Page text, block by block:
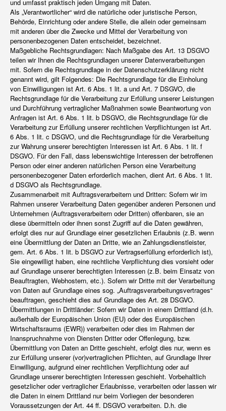
und umfasst praktisch jeden Umgang mit Daten.
Als „Verantwortlicher“ wird die natürliche oder juristische Person,
Behörde, Einrichtung oder andere Stelle, die allein oder gemeinsam
mit anderen über die Zwecke und Mittel der Verarbeitung von
personenbezogenen Daten entscheidet, bezeichnet.
Maßgebliche Rechtsgrundlagen: Nach Maßgabe des Art. 13 DSGVO
teilen wir Ihnen die Rechtsgrundlagen unserer Datenverarbeitungen
mit. Sofern die Rechtsgrundlage in der Datenschutzerklärung nicht
genannt wird, gilt Folgendes: Die Rechtsgrundlage für die Einholung
von Einwilligungen ist Art. 6 Abs. 1 lit. a und Art. 7 DSGVO, die
Rechtsgrundlage für die Verarbeitung zur Erfüllung unserer Leistungen
und Durchführung vertraglicher Maßnahmen sowie Beantwortung von
Anfragen ist Art. 6 Abs. 1 lit. b DSGVO, die Rechtsgrundlage für die
Verarbeitung zur Erfüllung unserer rechtlichen Verpflichtungen ist Art.
6 Abs. 1 lit. c DSGVO, und die Rechtsgrundlage für die Verarbeitung
zur Wahrung unserer berechtigten Interessen ist Art. 6 Abs. 1 lit. f
DSGVO. Für den Fall, dass lebenswichtige Interessen der betroffenen
Person oder einer anderen natürlichen Person eine Verarbeitung
personenbezogener Daten erforderlich machen, dient Art. 6 Abs. 1 lit.
d DSGVO als Rechtsgrundlage.
Zusammenarbeit mit Auftragsverarbeitern und Dritten: Sofern wir im
Rahmen unserer Verarbeitung Daten gegenüber anderen Personen und
Unternehmen (Auftragsverarbeitern oder Dritten) offenbaren, sie an
diese übermitteln oder ihnen sonst Zugriff auf die Daten gewähren,
erfolgt dies nur auf Grundlage einer gesetzlichen Erlaubnis (z.B. wenn
eine Übermittlung der Daten an Dritte, wie an Zahlungsdienstleister,
gem. Art. 6 Abs. 1 lit. b DSGVO zur Vertragserfüllung erforderlich ist),
Sie eingewilligt haben, eine rechtliche Verpflichtung dies vorsieht oder
auf Grundlage unserer berechtigten Interessen (z.B. beim Einsatz von
Beauftragten, Webhostern, etc.). Sofern wir Dritte mit der Verarbeitung
von Daten auf Grundlage eines sog. „Auftragsverarbeitungsvertrages“
beauftragen, geschieht dies auf Grundlage des Art. 28 DSGVO.
Übermittlungen in Drittländer: Sofern wir Daten in einem Drittland (d.h.
außerhalb der Europäischen Union (EU) oder des Europäischen
Wirtschaftsraums (EWR)) verarbeiten oder dies im Rahmen der
Inanspruchnahme von Diensten Dritter oder Offenlegung, bzw.
Übermittlung von Daten an Dritte geschieht, erfolgt dies nur, wenn es
zur Erfüllung unserer (vor)vertraglichen Pflichten, auf Grundlage Ihrer
Einwilligung, aufgrund einer rechtlichen Verpflichtung oder auf
Grundlage unserer berechtigten Interessen geschieht. Vorbehaltlich
gesetzlicher oder vertraglicher Erlaubnisse, verarbeiten oder lassen wir
die Daten in einem Drittland nur beim Vorliegen der besonderen
Voraussetzungen der Art. 44 ff. DSGVO verarbeiten. D.h. die